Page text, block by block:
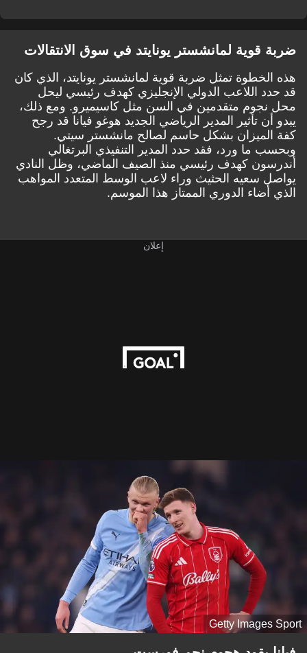
ضربة قوية لمانشستر يونايتد في سوق الانتقالات
هذه الخطوة تمثل ضربة قوية لمانشستر يونايتد، الذي كان
قد حدد اللاعب الدولي الإنجليزي كهدف رئيسي ليحل
محل نجوم متقدمين في السن مثل كاسيميرو. ومع ذلك،
يبدو أن تأثير المدير الرياضي الجديد هوغو فيانا قد رجح
كفة الميزان بشكل حاسم لصالح مانشستر سيتي.
وبحسب ما ورد، فقد حدد المدير التنفيذي البرتغالي
أندرسون كهدف رئيسي منذ الصيف الماضي، وظل النادي
يواصل سعيه الحثيث وراء لاعب الوسط المتعدد المواهب
الذي أضاء الدوري الممتاز هذا الموسم.
إعلان
Getty Images Sport